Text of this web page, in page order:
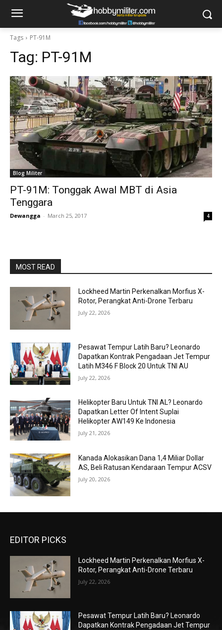
Tags PT-91M
Tag: PT-91M
Blog Militer
PT-91M: Tonggak Awal MBT di Asia
Tenggara
Dewangga - March 25, 2017 4
MOST READ
Lockheed Martin Perkenalkan Morfius X-
Rotor, Perangkat Anti-Drone Terbaru
July 22, 2026
Pesawat Tempur Latih Baru? Leonardo
Dapatkan Kontrak Pengadaan Jet Tempur
Latih M346 F Block 20 Untuk TNI AU
July 22, 2026
Helikopter Baru Untuk TNI AL? Leonardo
Dapatkan Letter Of Intent Suplai
Helikopter AW149 Ke Indonesia
July 21, 2026
Kanada Alokasikan Dana 1,4 Miliar Dollar
AS, Beli Ratusan Kendaraan Tempur ACSV
July 20, 2026
EDITOR PICKS
Lockheed Martin Perkenalkan Morfius X-
Rotor, Perangkat Anti-Drone Terbaru
July 22, 2026
Pesawat Tempur Latih Baru? Leonardo
Dapatkan Kontrak Pengadaan Jet Tempur